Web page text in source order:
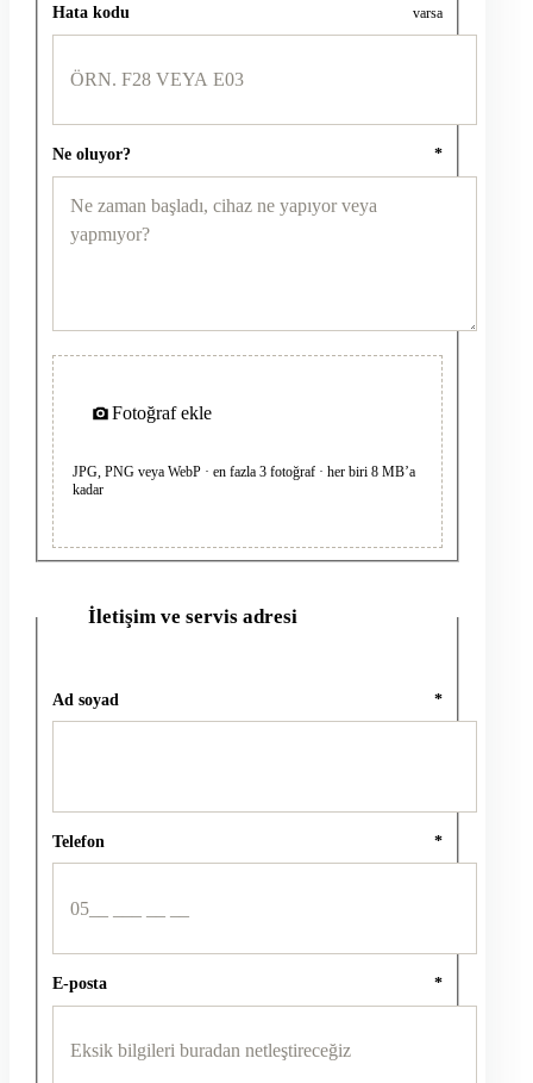
Hata kodu varsa
Ne oluyor? *
Fotoğraf ekle
JPG, PNG veya WebP · en fazla 3 fotoğraf · her biri 8 MB’a
kadar
İletişim ve servis adresi
Ad soyad *
Telefon *
E-posta *